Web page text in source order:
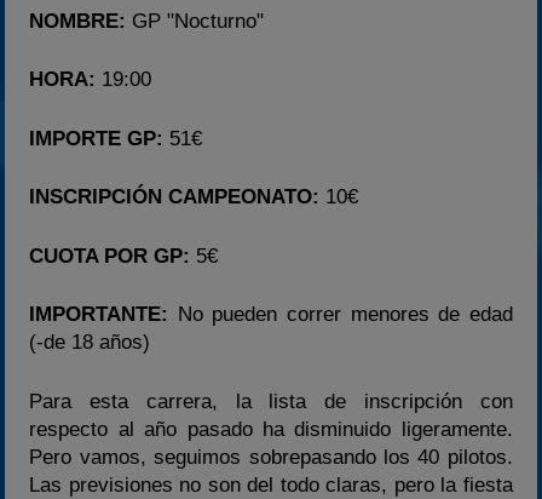
NOMBRE: GP "Nocturno"
HORA: 19:00
IMPORTE GP: 51€
INSCRIPCIÓN CAMPEONATO: 10€
CUOTA POR GP: 5€
IMPORTANTE: No pueden correr menores de edad
(-de 18 años)
Para esta carrera, la lista de inscripción con
respecto al año pasado ha disminuido ligeramente.
Pero vamos, seguimos sobrepasando los 40 pilotos.
Las previsiones no son del todo claras, pero la fiesta